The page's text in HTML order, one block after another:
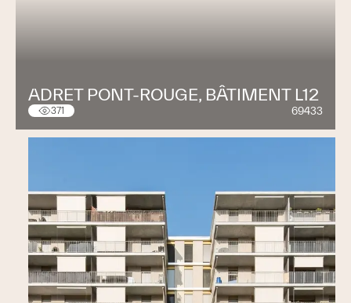
ADRET PONT-ROUGE, BÂTIMENT L12
371 69433